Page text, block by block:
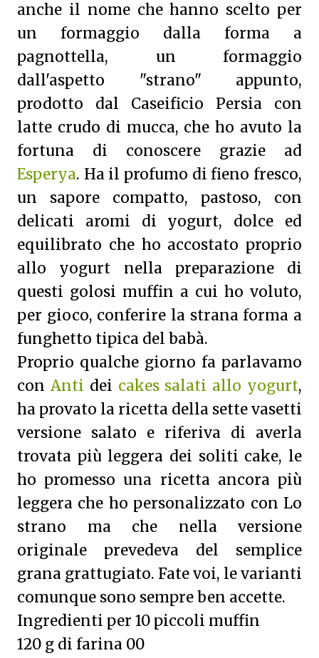
anche il nome che hanno scelto per
un formaggio dalla forma a
pagnottella, un formaggio
dall'aspetto "strano" appunto,
prodotto dal Caseificio Persia con
latte crudo di mucca, che ho avuto la
fortuna di conoscere grazie ad
Esperya. Ha il profumo di fieno fresco,
un sapore compatto, pastoso, con
delicati aromi di yogurt, dolce ed
equilibrato che ho accostato proprio
allo yogurt nella preparazione di
questi golosi muffin a cui ho voluto,
per gioco, conferire la strana forma a
funghetto tipica del babà.
Proprio qualche giorno fa parlavamo
con Anti dei cakes salati allo yogurt,
ha provato la ricetta della sette vasetti
versione salato e riferiva di averla
trovata più leggera dei soliti cake, le
ho promesso una ricetta ancora più
leggera che ho personalizzato con Lo
strano ma che nella versione
originale prevedeva del semplice
grana grattugiato. Fate voi, le varianti
comunque sono sempre ben accette.
Ingredienti per 10 piccoli muffin
120 g di farina 00